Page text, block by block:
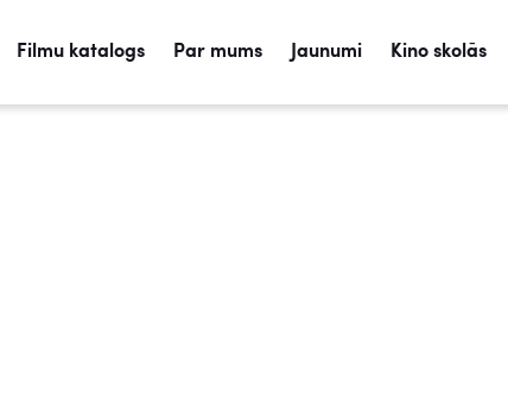
Filmu katalogs Par mums Jaunumi Kino skolās